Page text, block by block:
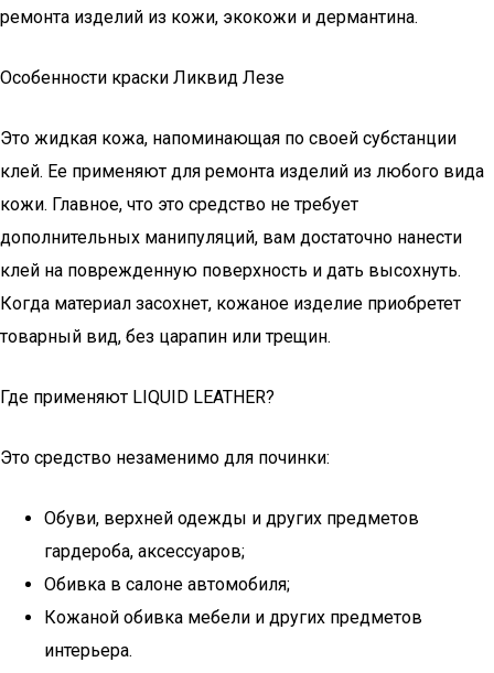
ремонта изделий из кожи, экокожи и дермантина.
Особенности краски Ликвид Лезе
Это жидкая кожа, напоминающая по своей субстанции
клей. Ее применяют для ремонта изделий из любого вида
кожи. Главное, что это средство не требует
дополнительных манипуляций, вам достаточно нанести
клей на поврежденную поверхность и дать высохнуть.
Когда материал засохнет, кожаное изделие приобретет
товарный вид, без царапин или трещин.
Где применяют LIQUID LEATHER?
Это средство незаменимо для починки:
Обуви, верхней одежды и других предметов
гардероба, аксессуаров;
Обивка в салоне автомобиля;
Кожаной обивка мебели и других предметов
интерьера.